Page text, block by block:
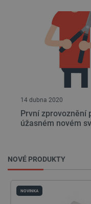
NOVÉ PRODUKTY
NOVINKA
14 dubna 2020
První zprovoznění
úžasném novém